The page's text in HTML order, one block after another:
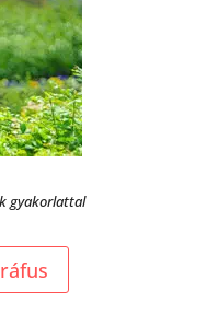
gyakorlattal